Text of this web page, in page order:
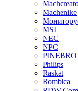
Machenike
MSI
NEC
NPC
PINEBRO
Philips
Raskat
Rombica